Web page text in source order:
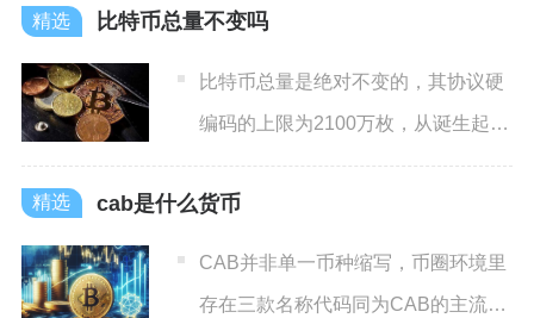
比特币总量不变吗
比特币总量是绝对不变的，其协议硬
编码的上限为2100万枚，从诞生起就
被数学与代码双重锁死，
cab是什么货币
CAB并非单一币种缩写，币圈环境里
存在三款名称代码同为CAB的主流加